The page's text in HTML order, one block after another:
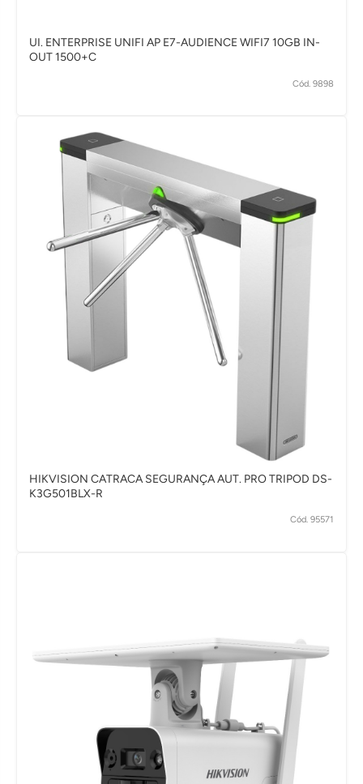
UI. ENTERPRISE UNIFI AP E7-AUDIENCE WIFI7 10GB IN-
OUT 1500+C
Cód. 9898
HIKVISION CATRACA SEGURANÇA AUT. PRO TRIPOD DS-
K3G501BLX-R
Cód. 95571